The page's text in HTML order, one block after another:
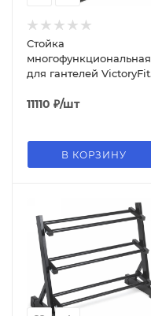
Стойка
многофункциональная
для гантелей VictoryFit
11110 ₽/шт
В КОРЗИНУ